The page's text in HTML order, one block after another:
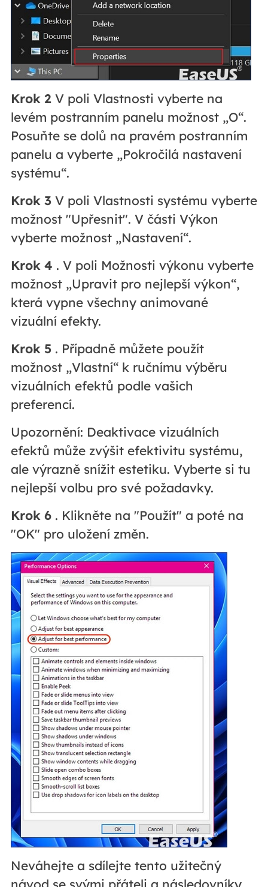
Krok 2V poli Vlastnosti vyberte na
levém postranním panelu možnost „O“.
Posuňte se dolů na pravém postranním
panelu a vyberte „Pokročilá nastavení
systému“.
Krok 3V poli Vlastnosti systému vyberte
možnost "Upřesnit". V části Výkon
vyberte možnost „Nastavení“.
Krok 4 . V poli Možnosti výkonu vyberte
možnost „Upravit pro nejlepší výkon“,
která vypne všechny animované
vizuální efekty.
Krok 5. Případně můžete použít
možnost „Vlastní“ k ručnímu výběru
vizuálních efektů podle vašich
preferencí.
Upozornění: Deaktivace vizuálních
efektů může zvýšit efektivitu systému,
ale výrazně snížit estetiku. Vyberte si tu
nejlepší volbu pro své požadavky.
Krok 6. Klikněte na "Použít" a poté na
"OK" pro uložení změn.
Neváhejte a sdílejte tento užitečný